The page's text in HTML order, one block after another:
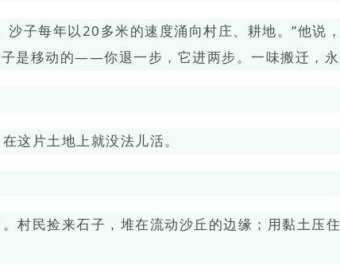
沙子每年以20多米的速度涌向村庄、耕地。”他说
是移动的——你退一步，它进两步。一味搬迁，
这片土地上就没法儿活。
村民捡来石子，堆在流动沙丘的边缘；用黏土压